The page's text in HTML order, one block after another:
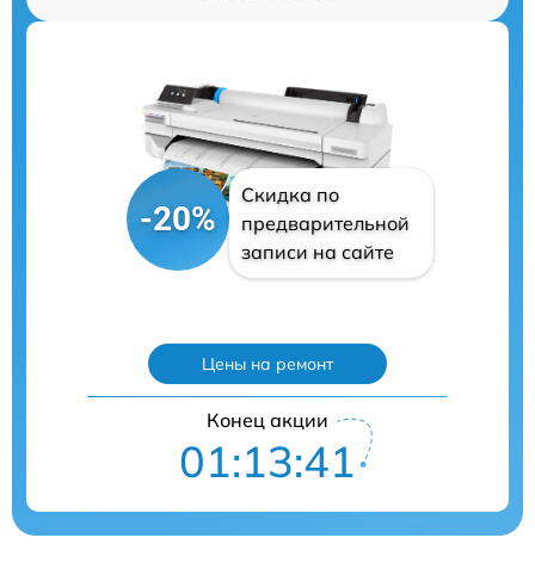
-20%
Скидка по
предварительной
записи на сайте
Цены на ремонт
Конец акции
01:13:40